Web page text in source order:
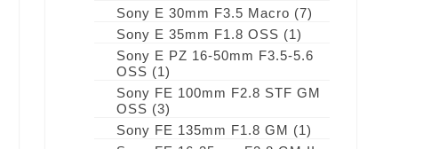
Sony E 30mm F3.5 Macro (7)
Sony E 35mm F1.8 OSS (1)
Sony E PZ 16-50mm F3.5-5.6
OSS (1)
Sony FE 100mm F2.8 STF GM
OSS (3)
Sony FE 135mm F1.8 GM (1)